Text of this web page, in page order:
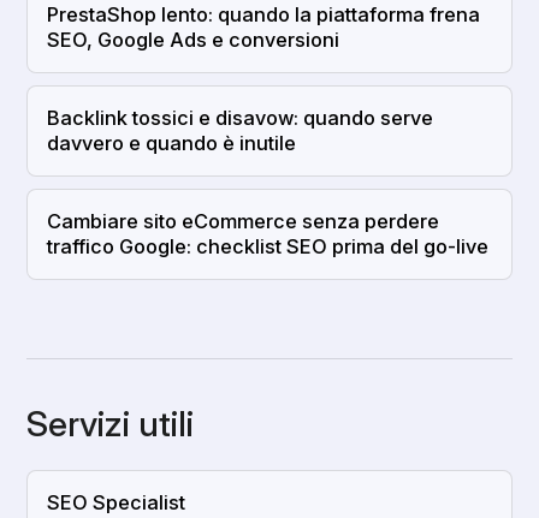
PrestaShop lento: quando la piattaforma frena
SEO, Google Ads e conversioni
Backlink tossici e disavow: quando serve
davvero e quando è inutile
Cambiare sito eCommerce senza perdere
traffico Google: checklist SEO prima del go-live
Servizi utili
SEO Specialist